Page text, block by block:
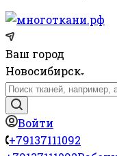
Ваш город
Новосибирск
Войти
+79137111092